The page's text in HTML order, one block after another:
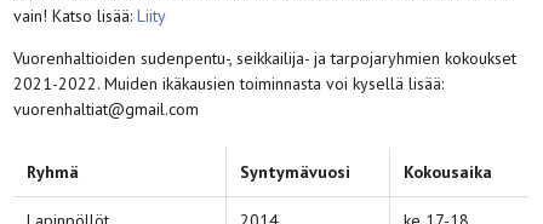
vain! Katso lisää:Liity
Vuorenhaltioiden sudenpentu-, seikkailija- ja tarpojaryhmien kokoukset
2021-2022. Muiden ikäkausien toiminnasta voi kysellä lisää:
vuorenhaltiat@gmail.com
Ryhmä Syntymävuosi Kokousaika